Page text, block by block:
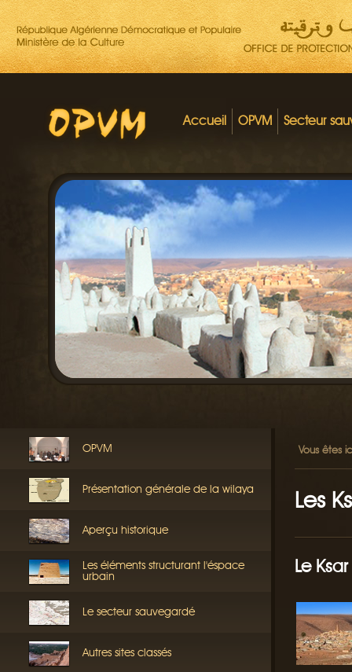
Accueil OPVM Secteur
OPVM
Présentation générale de la wilaya
Aperçu historique
Les éléments structurant l'éspace
urbain
Le secteur sauvegardé
Autres sites classés
Vous êtes
Les
Le Ksar